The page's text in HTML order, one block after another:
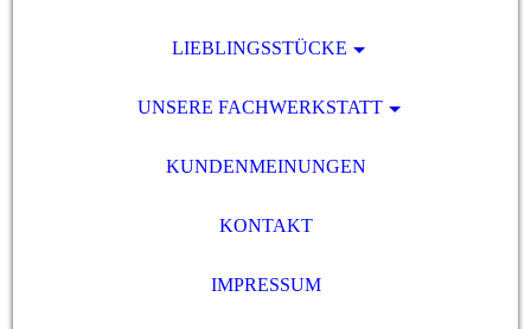
LIEBLINGSSTÜCKE
UNSERE FACHWERKSTATT
KUNDENMEINUNGEN
KONTAKT
IMPRESSUM